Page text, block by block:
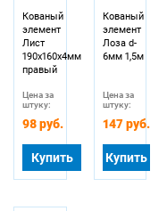
Кованый
элемент
Лист
190х160х4мм
правый
Цена за
штуку:
98 руб.
Купить
Кованый
элемент
Лоза d-
6мм 1,5м
Цена за
штуку:
147 руб.
Купить